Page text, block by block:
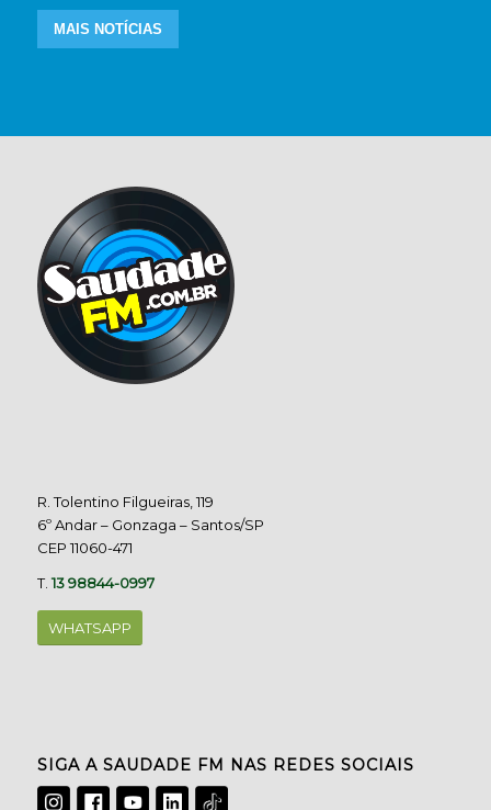
MAIS NOTÍCIAS
R. Tolentino Filgueiras, 119
6º Andar – Gonzaga – Santos/SP
CEP 11060-471
T.13 98844-0997
WHATSAPP
SIGA A SAUDADE FM NAS REDES SOCIAIS